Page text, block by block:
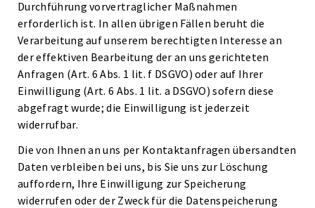
Durchführung vorvertraglicher Maßnahmen
erforderlich ist. In allen übrigen Fällen beruht die
Verarbeitung auf unserem berechtigten Interesse an
der effektiven Bearbeitung der an uns gerichteten
Anfragen (Art. 6 Abs. 1 lit. f DSGVO) oder auf Ihrer
Einwilligung (Art. 6 Abs. 1 lit. a DSGVO) sofern diese
abgefragt wurde; die Einwilligung ist jederzeit
widerrufbar.
Die von Ihnen an uns per Kontaktanfragen übersandten
Daten verbleiben bei uns, bis Sie uns zur Löschung
auffordern, Ihre Einwilligung zur Speicherung
widerrufen oder der Zweck für die Datenspeicherung